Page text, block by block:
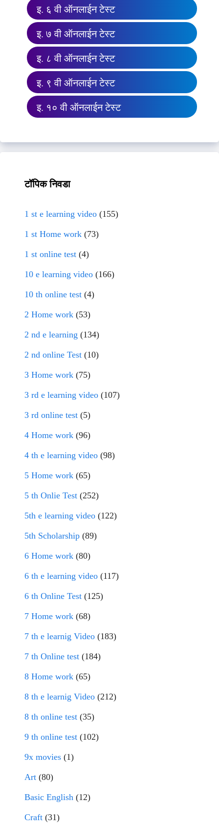
इ. ६ वी ऑनलाईन टेस्ट
इ. ७ वी ऑनलाईन टेस्ट
इ. ८ वी ऑनलाईन टेस्ट
इ. ९ वी ऑनलाईन टेस्ट
इ. १० वी ऑनलाईन टेस्ट
टॉपिक निवडा
1 st e learning video (155)
1 st Home work (73)
1 st online test (4)
10 e learning video (166)
10 th online test (4)
2 Home work (53)
2 nd e learning (134)
2 nd online Test (10)
3 Home work (75)
3 rd e learning video (107)
3 rd online test (5)
4 Home work (96)
4 th e learning video (98)
5 Home work (65)
5 th Onlie Test (252)
5th e learning video (122)
5th Scholarship (89)
6 Home work (80)
6 th e learning video (117)
6 th Online Test (125)
7 Home work (68)
7 th e learnig Video (183)
7 th Online test (184)
8 Home work (65)
8 th e learnig Video (212)
8 th online test (35)
9 th online test (102)
9x movies (1)
Art (80)
Basic English (12)
Craft (31)